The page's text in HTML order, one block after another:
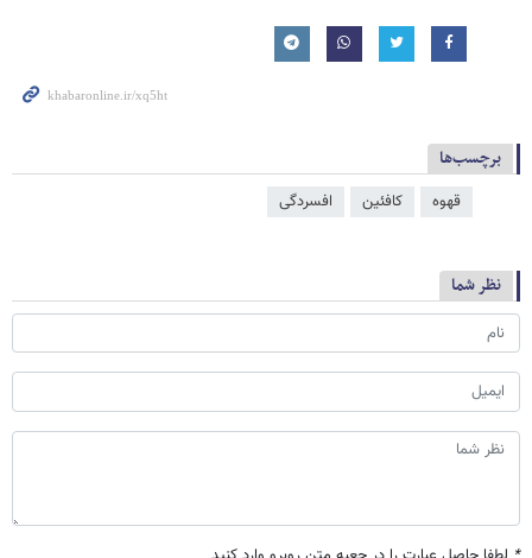
برچسب‌ها
قهوه کافئین افسردگی
نظر شما